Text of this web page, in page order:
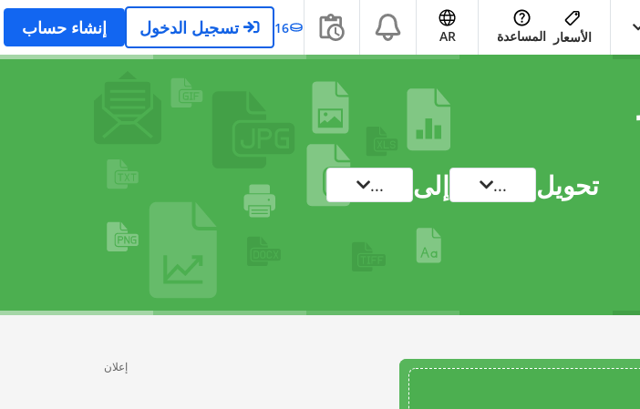
الأسعار المساعدة AR
16 تسجيل الدخول إنشاء حساب
تحويل ... إلى ...
إعلان